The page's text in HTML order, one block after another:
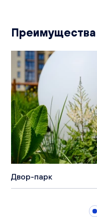
Преимущества
Двор-парк